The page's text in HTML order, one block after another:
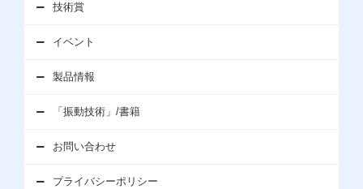
技術賞
イベント
製品情報
「振動技術」/書籍
お問い合わせ
プライバシーポリシー